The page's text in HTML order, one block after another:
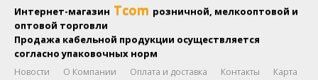
Интернет-магазин Tcom розничной, мелкооптовой и
оптовой торговли
Продажа кабельной продукции осуществляется
согласно упаковочных норм
Новости О Компании Оплата и доставка Контакты
Карта